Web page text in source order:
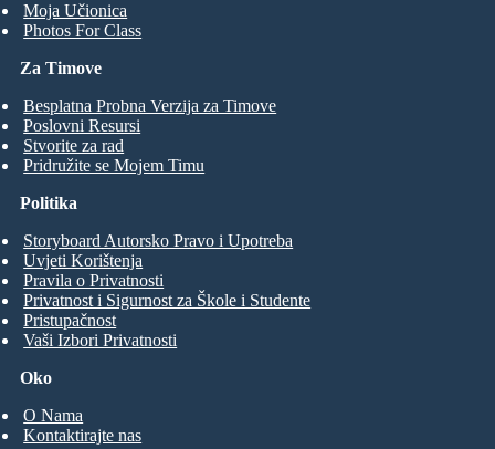
Moja Učionica
Photos For Class
Za Timove
Besplatna Probna Verzija za Timove
Poslovni Resursi
Stvorite za rad
Pridružite se Mojem Timu
Oko
O Nama
Kontaktirajte nas
Politika
Storyboard Autorsko Pravo i Upotreba
Uvjeti Korištenja
Pravila o Privatnosti
Privatnost i Sigurnost za Škole i Studente
Pristupačnost
Vaši Izbori Privatnosti